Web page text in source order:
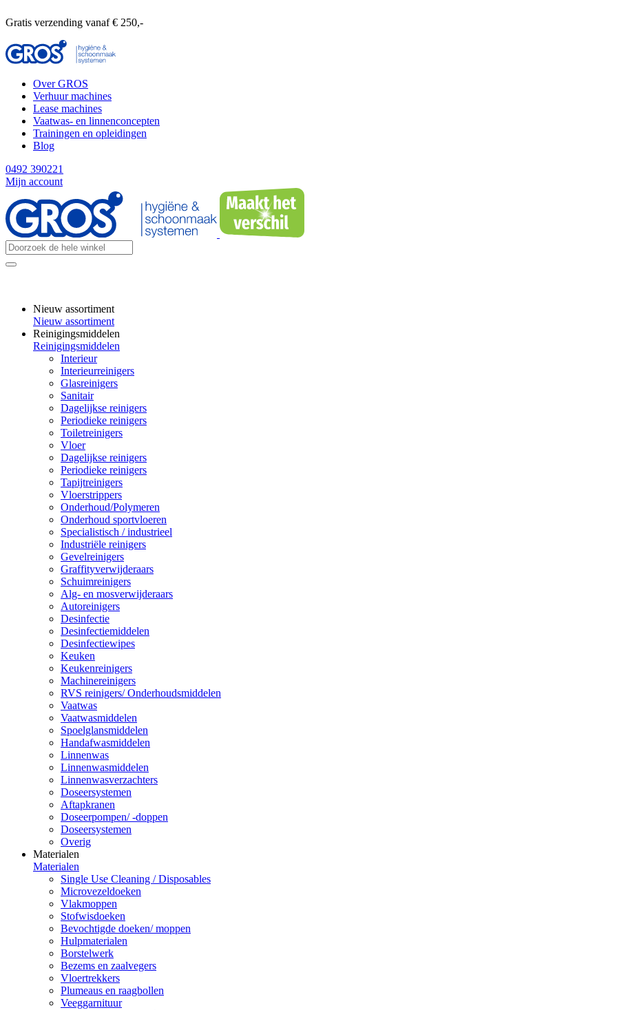
Gratis verzending vanaf € 250,-
Over GROS
Verhuur machines
Lease machines
Vaatwas- en linnenconcepten
Trainingen en opleidingen
Blog
0492 390221
Mijn account
Nieuw assortiment
Nieuw assortiment
Reinigingsmiddelen
Reinigingsmiddelen
Interieur
Interieurreinigers
Glasreinigers
Sanitair
Dagelijkse reinigers
Periodieke reinigers
Toiletreinigers
Vloer
Dagelijkse reinigers
Periodieke reinigers
Tapijtreinigers
Vloerstrippers
Onderhoud/Polymeren
Onderhoud sportvloeren
Specialistisch / industrieel
Industriële reinigers
Gevelreinigers
Graffityverwijderaars
Schuimreinigers
Alg- en mosverwijderaars
Autoreinigers
Desinfectie
Desinfectiemiddelen
Desinfectiewipes
Keuken
Keukenreinigers
Machinereinigers
RVS reinigers/ Onderhoudsmiddelen
Vaatwas
Vaatwasmiddelen
Spoelglansmiddelen
Handafwasmiddelen
Linnenwas
Linnenwasmiddelen
Linnenwasverzachters
Doseersystemen
Aftapkranen
Doseerpompen/ -doppen
Doseersystemen
Overig
Materialen
Materialen
Single Use Cleaning / Disposables
Microvezeldoeken
Vlakmoppen
Stofwisdoeken
Bevochtigde doeken/ moppen
Hulpmaterialen
Borstelwerk
Bezems en zaalvegers
Vloertrekkers
Plumeaus en raagbollen
Veeggarnituur